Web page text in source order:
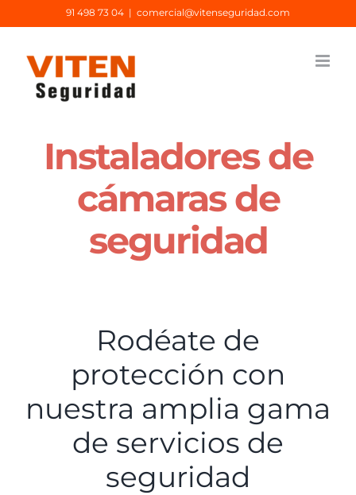
al
contenido
91 498 73 04 | comercial@vitenseguridad.com
Instaladores de
cámaras de
seguridad
Rodéate de
protección con
nuestra amplia gama
de servicios de
seguridad